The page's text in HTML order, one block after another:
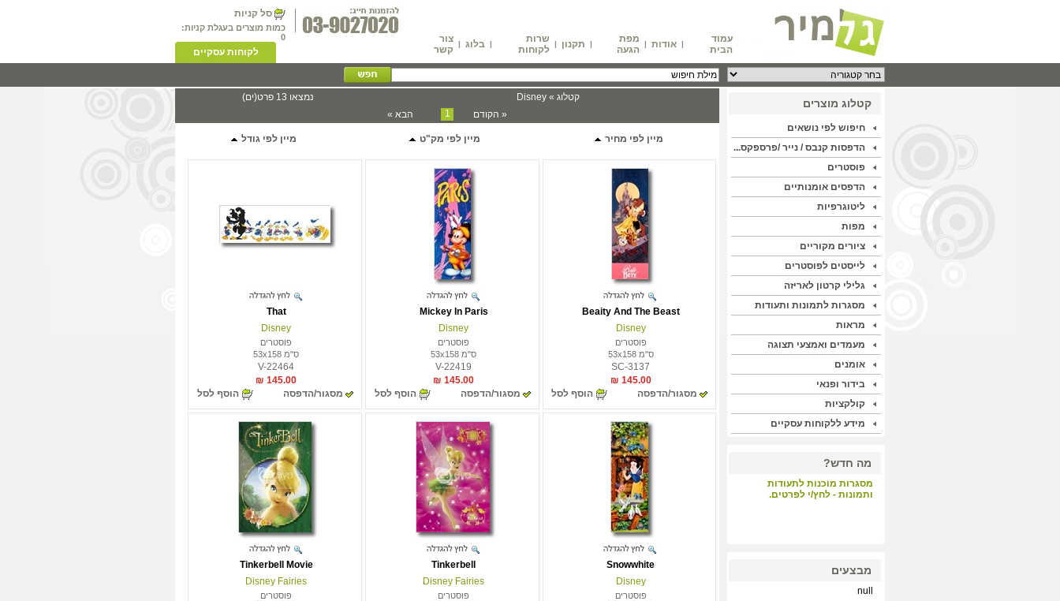
עמוד
הבית
| אודות |
מפת
הגעה
| תקנון |
שרות
לקוחות
| בלוג | צור
קשר
סל קניות
כמות מוצרים בעגלת קניות:
0
לקוחות עסקיים
קטלוג מוצרים
חיפוש לפי נושאים
הדפסות קנבס / נייר /פרספקס...
פוסטרים
הדפסים אומנותיים
ליטוגרפיות
מפות
ציורים מקוריים
לייסטים לפוסטרים
גלילי קרטון לאריזה
מסגרות לתמונות ותעודות
מראות
מעמדים ואמצעי תצוגה
אומנים
בידור ופנאי
קולקציות
מידע ללקוחות עסקיים
מה חדש?
מסגרות מוכנות לתעודות
ותמונות - לחץ/י לפרטים.
מבצעים
null
קטלוג » Disney
נמצאו 13 פרט(ים)
« הקודם
1 הבא »
מיין לפי מחיר מיין לפי מק"ט מיין לפי גודל
Beaity And The Beast
Disney
פוסטרים
ס"מ 53x158
SC-3137
145.00 ₪
מסגור/הדפסה
הוסף לסל
Mickey In Paris
Disney
פוסטרים
ס"מ 53x158
V-22419
145.00 ₪
מסגור/הדפסה
הוסף לסל
That
Disney
פוסטרים
ס"מ 53x158
V-22464
145.00 ₪
מסגור/הדפסה
הוסף לסל
Snowwhite
Disney
פוסטרים
Tinkerbell
Disney Fairies
פוסטרים
Tinkerbell Movie
Disney Fairies
פוסטרים